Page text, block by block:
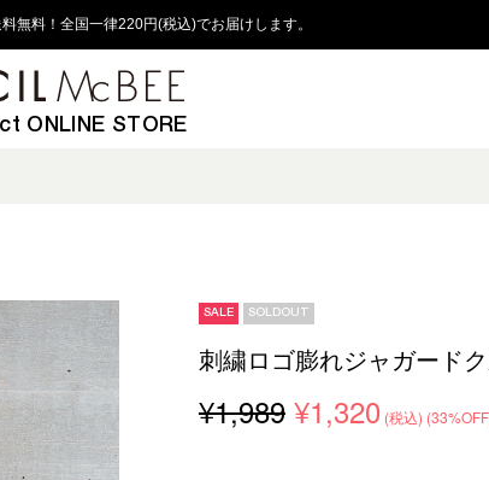
無料！全国一律220円(税込)でお届けします。
ONLINE STORE
SALE SOLDOUT
刺繍ロゴ膨れジャガード
¥1,989 ¥1,320 (税込)